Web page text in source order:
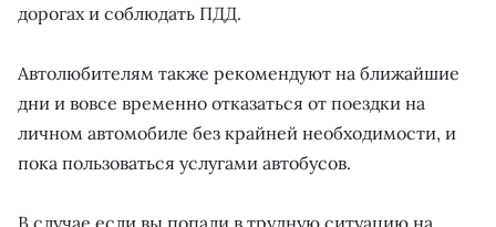
дорогах и соблюдать ПДД.
Автолюбителям также рекомендуют на ближайшие
дни и вовсе временно отказаться от поездки на
личном автомобиле без крайней необходимости, и
пока пользоваться услугами автобусов.
В случае если вы попали в трудную ситуацию на